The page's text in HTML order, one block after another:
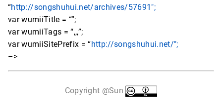
“http://songshuhui.net/archives/57691";
var wumiiTitle = “”;
var wumiiTags = “,,,”;
var wumiiSitePrefix = “http://songshuhui.net/";
–>
Copyright @Sun